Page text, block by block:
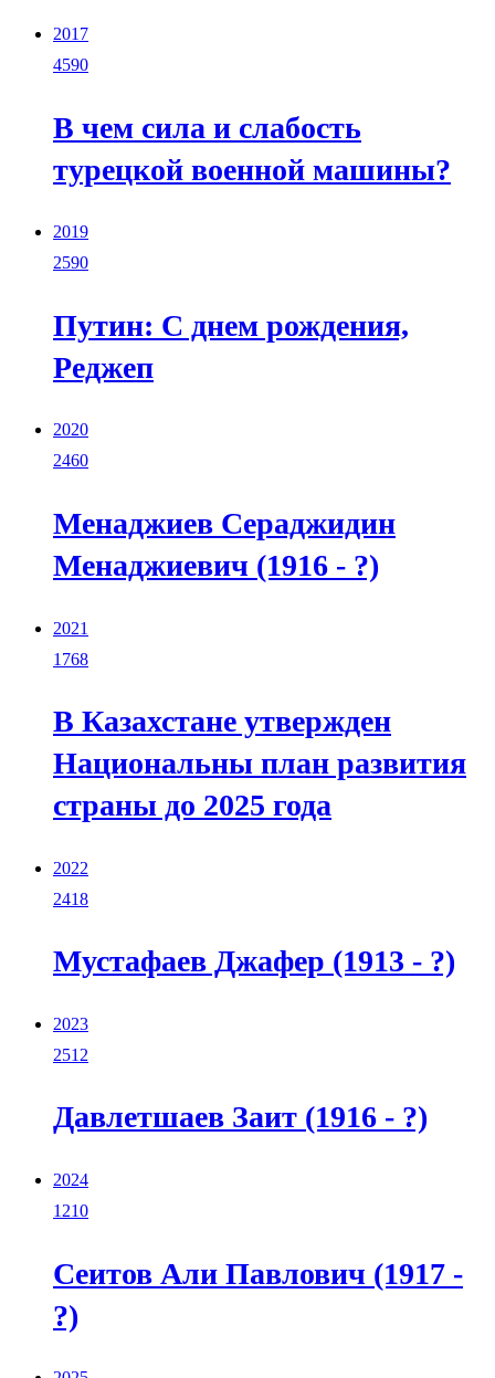
2017
4590
В чем сила и слабость
турецкой военной машины?
2019
2590
Путин: С днем рождения,
Реджеп
2020
2460
Менаджиев Сераджидин
Менаджиевич (1916 - ?)
2021
1768
В Казахстане утвержден
Национальны план развития
страны до 2025 года
2022
2418
Мустафаев Джафер (1913 - ?)
2023
2512
Давлетшаев Заит (1916 - ?)
2024
1210
Сеитов Али Павлович (1917 -
?)